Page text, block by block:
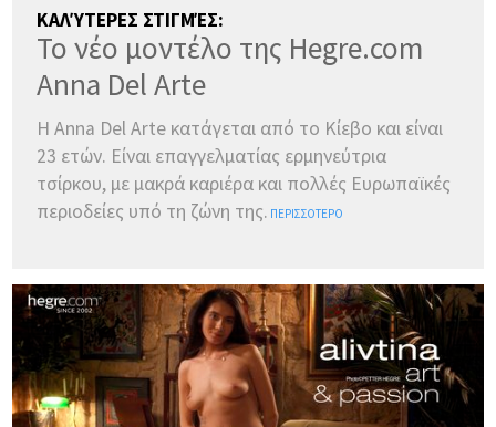
ΚΑΛΎΤΕΡΕΣ ΣΤΙΓΜΈΣ:
Το νέο μοντέλο της Hegre.com
Anna Del Arte
Η Anna Del Arte κατάγεται από το Κίεβο και είναι
23 ετών. Είναι επαγγελματίας ερμηνεύτρια
τσίρκου, με μακρά καριέρα και πολλές Ευρωπαϊκές
περιοδείες υπό τη ζώνη της. ΠΕΡΙΣΣΌΤΕΡΟ